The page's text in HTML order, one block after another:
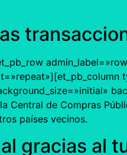
de Compras
países vecinos.
gracias al